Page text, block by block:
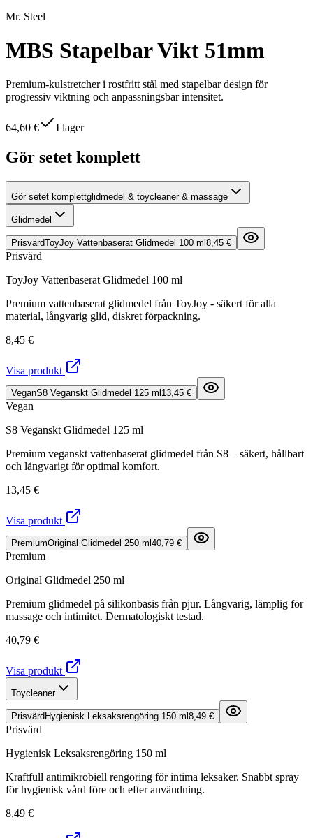
Mr. Steel
MBS Stapelbar Vikt 51mm
Premium-kulstretcher i rostfritt stål med stapelbar design för
progressiv viktning och anpassningsbar intensitet.
64,60 € I lager
Gör setet komplett
Gör setet komplettglidmedel & toycleaner & massage
Glidmedel
PrisvärdToyJoy Vattenbaserat Glidmedel 100 ml 8,45 €
Prisvärd
ToyJoy Vattenbaserat Glidmedel 100 ml
Premium vattenbaserat glidmedel från ToyJoy - säkert för alla
material, långvarig glid, diskret förpackning.
8,45 €
Visa produkt
VeganS8 Veganskt Glidmedel 125 ml 13,45 €
Vegan
S8 Veganskt Glidmedel 125 ml
Premium veganskt vattenbaserat glidmedel från S8 – säkert, hållbart
och långvarigt för optimal komfort.
13,45 €
Visa produkt
PremiumOriginal Glidmedel 250 ml 40,79 €
Premium
Original Glidmedel 250 ml
Premium glidmedel på silikonbasis från pjur. Långvarig, lämplig för
massage och intimitet. Dermatologiskt testad.
40,79 €
Visa produkt
Toycleaner
Prisvärd Hygienisk Leksaksrengöring 150 ml 8,49 €
Prisvärd
Hygienisk Leksaksrengöring 150 ml
Kraftfull antimikrobiell rengöring för intima leksaker. Snabbt spray
för hygienisk vård före och efter användning.
8,49 €